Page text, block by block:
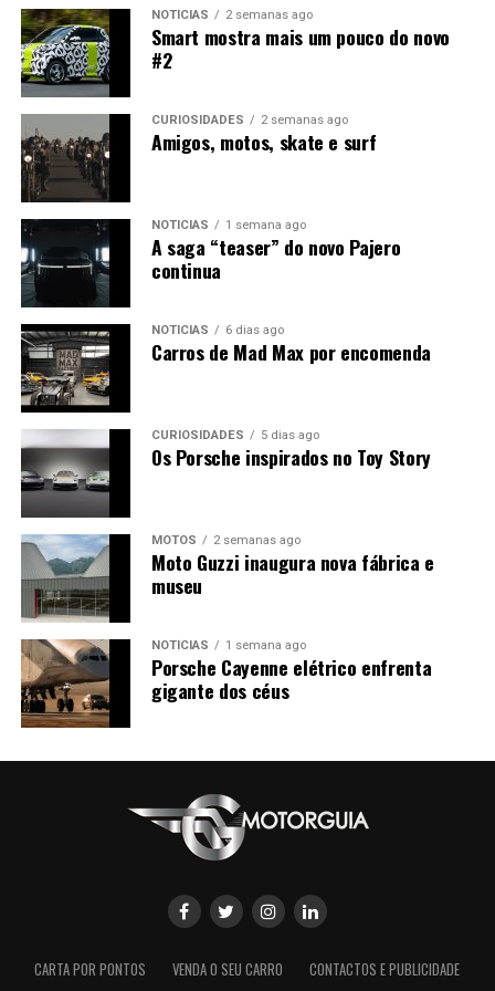
NOTÍCIAS 2 semanas ago
Smart mostra mais um pouco do novo
#2
CURIOSIDADES 2 semanas ago
Amigos, motos, skate e surf
NOTÍCIAS 1 semana ago
A saga “teaser” do novo Pajero
continua
NOTÍCIAS 6 dias ago
Carros de Mad Max por encomenda
CURIOSIDADES 5 dias ago
Os Porsche inspirados no Toy Story
MOTOS 2 semanas ago
Moto Guzzi inaugura nova fábrica e
museu
NOTÍCIAS 1 semana ago
Porsche Cayenne elétrico enfrenta
gigante dos céus
CARTA POR PONTOS VENDA O SEU CARRO CONTACTOS E PUBLICIDADE